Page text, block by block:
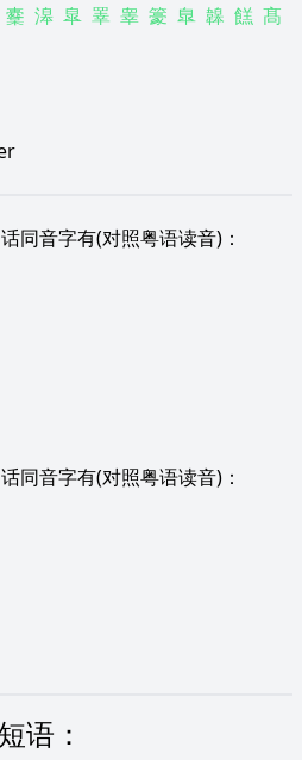
櫜 滜 皐 睪 睾 籇 臯 韟 餻 髙
同音字有(对照粤语读音)：
同音字有(对照粤语读音)：
语 ：